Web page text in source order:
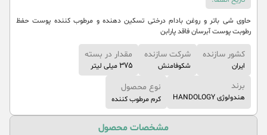
حاوی شی باتر و روغن بادام درختی تسکین دهنده و مرطوب کننده پوست حفظ
رطوبت پوست آبرسان فاقد پارابن
کشور سازنده
ایران
شرکت سازنده
شکوفامنش
مقدار در بسته
375 میلی لیتر
برند
هندولوژی HANDOLOGY
نوع محصول
کرم مرطوب کننده
مشخصات محصول